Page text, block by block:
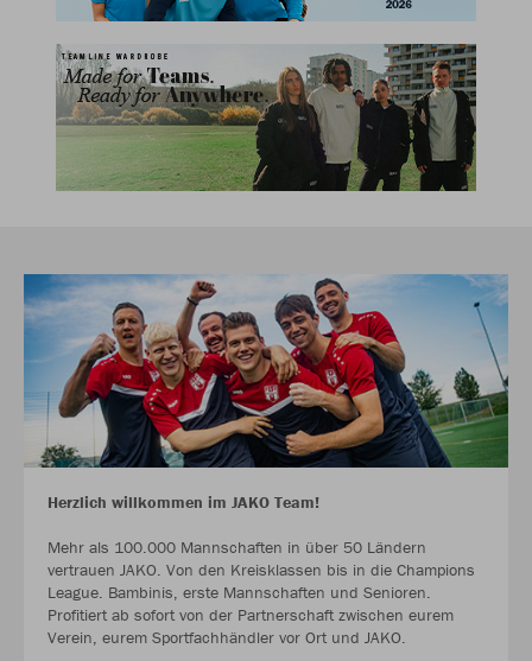
Herzlich willkommen im JAKO Team!
Mehr als 100.000 Mannschaften in über 50 Ländern
vertrauen JAKO. Von den Kreisklassen bis in die Champions
League. Bambinis, erste Mannschaften und Senioren.
Profitiert ab sofort von der Partnerschaft zwischen eurem
Verein, eurem Sportfachhändler vor Ort und JAKO.